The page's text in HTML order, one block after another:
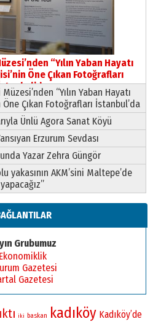
Perşembe
Sebahattin Şirin’e
“Yılın Yaban Hayatı
Öne Çıkan Fotoğrafları
“Yılın Yaban Hayatı
Öne Çıkan Fotoğrafları İstanbul’da
Ünlü Agora Sanat Köyü
Erzurum Sevdası
Yazar Zehra Güngör
yakasının AKM’sini Maltepe’de
yapacağız”
Grubumuz
Ekonomiklik
Gazetesi
Gazetesi
iki baskan kadıköy Kadıköy’de